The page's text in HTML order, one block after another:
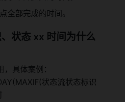
全部完成的时间。
状态 xx 时间为什么
具体案例：
状态流状态标识